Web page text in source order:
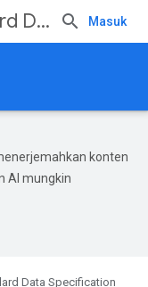
Civics Common Standard Data Specification Masuk
konten
AI mungkin
Data Specification